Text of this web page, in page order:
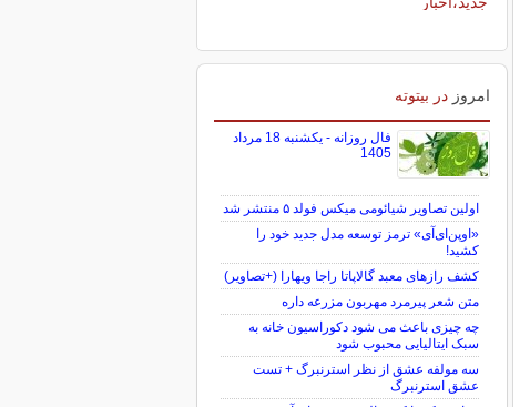
امروز در بیتوته
فال روزانه - یکشنبه 18 مرداد
1405
اولین تصاویر شیائومی میکس فولد ۵ منتشر شد
«اوپن‌ای‌آی» ترمز توسعه مدل جدید خود را
کشید!
کشف رازهای معبد گالاپاتا راجا ویهارا (+تصاویر)
متن شعر پیرمرد مهربون مزرعه داره
چه چیزی باعث می شود دکوراسیون خانه به
سبک ایتالیایی محبوب شود
سه مولفه عشق از نظر استرنبرگ + تست
عشق استرنبرگ